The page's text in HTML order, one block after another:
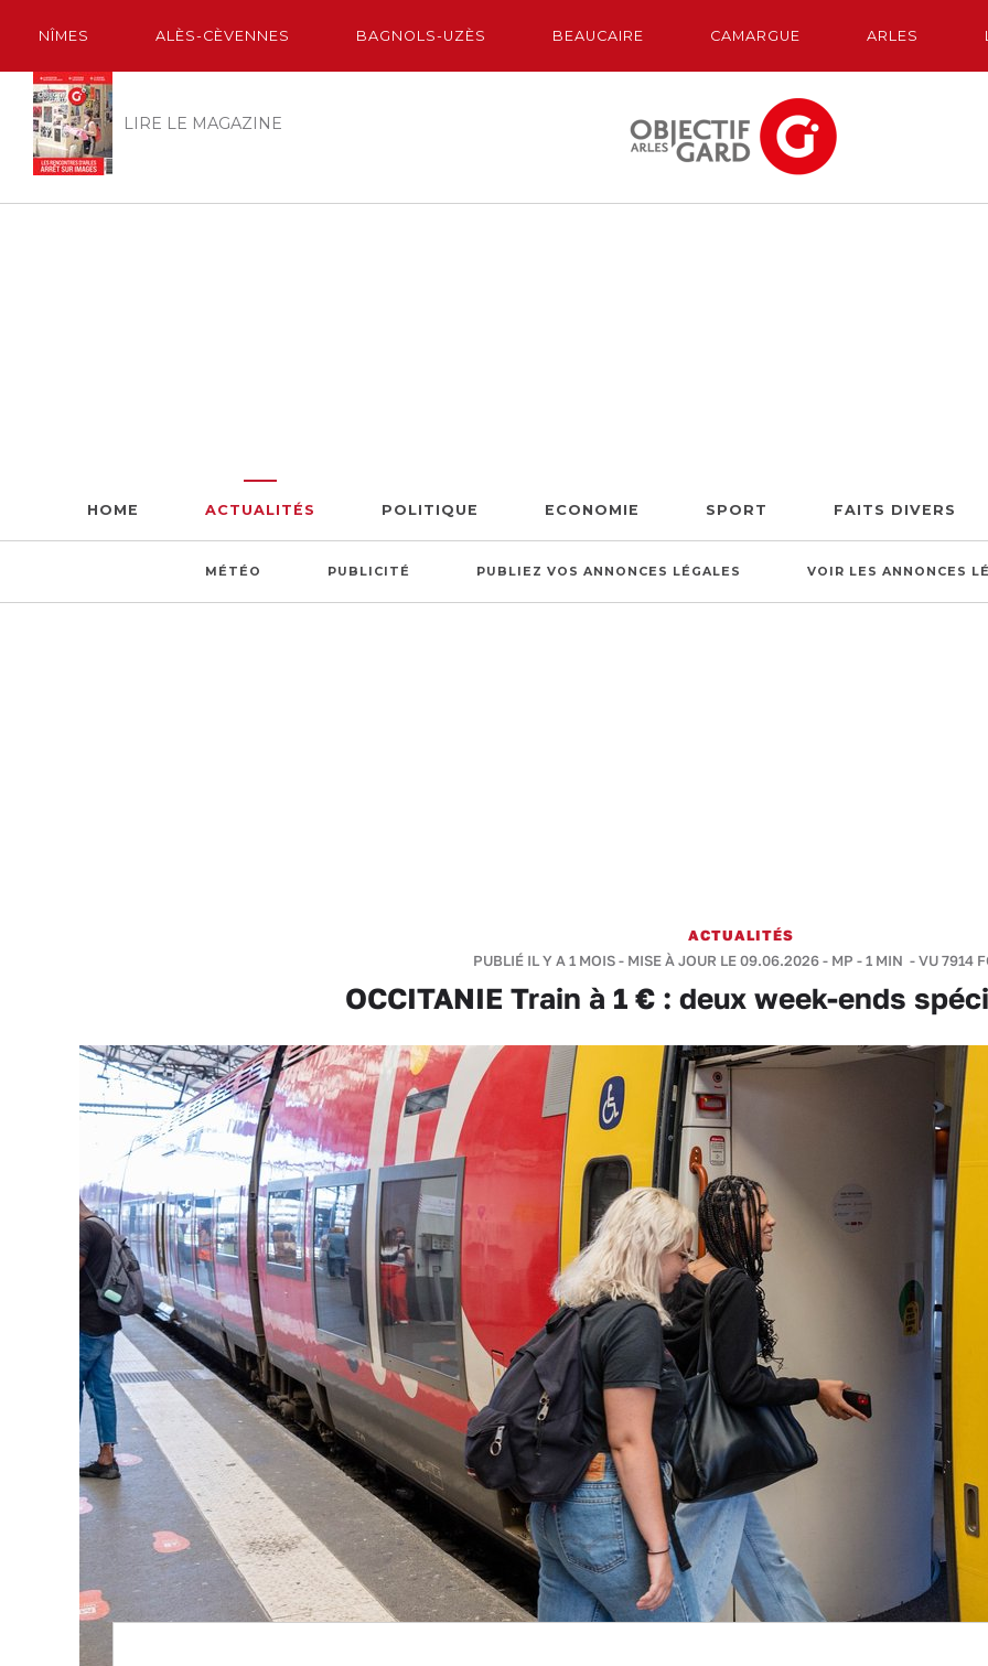
NÎMES ALÈS-CÈVENNES BAGNOLS-UZÈS BEAUCAIRE CAMARGUE ARLES
LIRE LE MAGAZINE
HOME ACTUALITÉS POLITIQUE ECONOMIE SPORT FAITS DIVERS
MÉTÉO PUBLICITÉ PUBLIEZ VOS ANNONCES LÉGALES VOIR LES ANNONCES
ACTUALITÉS
PUBLIÉ IL Y A 1 MOIS - MISE À JOUR LE 09.06.2026 - MP -1 MIN - VU 7914
OCCITANIE Train à 1 € : deux week-ends